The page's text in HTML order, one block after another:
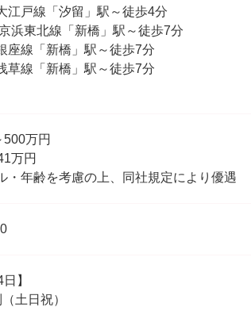
江戸線「汐留」駅～徒歩4分
浜東北線「新橋」駅～徒歩7分
座線「新橋」駅～徒歩7分
草線「新橋」駅～徒歩7分
500万円
万円
・年齢を考慮の上、同社規定により優遇
】
土日祝）